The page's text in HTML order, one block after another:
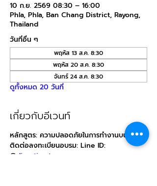
10 ก.ย. 2569 08:30 – 16:00
Phla, Phla, Ban Chang District, Rayong,
Thailand
วันที่อื่น ๆ
พฤหัส 13 ส.ค. 8:30
พฤหัส 20 ส.ค. 8:30
จันทร์ 24 ส.ค. 8:30
ดูทั้งหมด 20 วันที่
เกี่ยวกับอีเวนท์
หลักสูตร: ความปลอดภัยในการทำงานบนที่สูง
ติดต่อลงทะเบียนอบรม: Line ID:
@ direction.tn